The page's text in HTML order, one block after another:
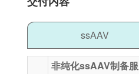
ssAAV
非纯化ssAAV制备服